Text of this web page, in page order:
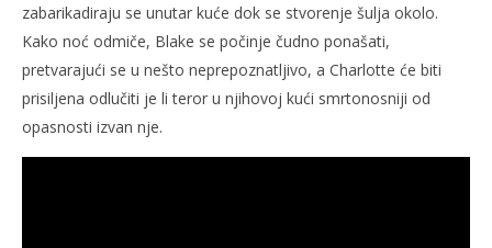
zabarikadiraju se unutar kuće dok se stvorenje šulja okolo.
Kako noć odmiče, Blake se počinje čudno ponašati,
pretvarajući se u nešto neprepoznatljivo, a Charlotte će biti
prisiljena odlučiti je li teror u njihovoj kući smrtonosniji od
opasnosti izvan nje.